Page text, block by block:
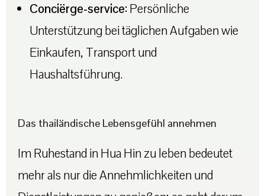
Conciërge-service:Persönliche
Unterstützung bei täglichen Aufgaben wie
Einkaufen, Transport und
Haushaltsführung.
Das thailändische Lebensgefühl annehmen
Im Ruhestand in Hua Hin zu leben bedeutet
mehr als nur die Annehmlichkeiten und